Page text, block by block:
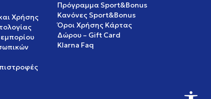
Χρήσης
Πρόγραμμα Sport&Bonus
Κανόνες Sport&Bonus
Όροι Χρήσης Κάρτας
Δώρου – Gift Card
Klarna Faq